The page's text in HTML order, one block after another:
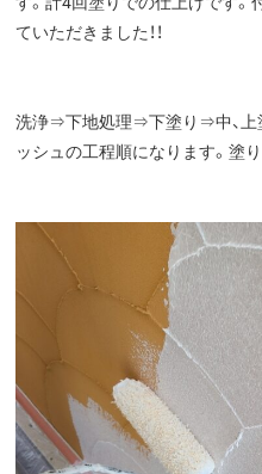
ていただきました！！
洗浄⇒下地処理⇒下塗り⇒中、上
ッシュの工程順になります。塗